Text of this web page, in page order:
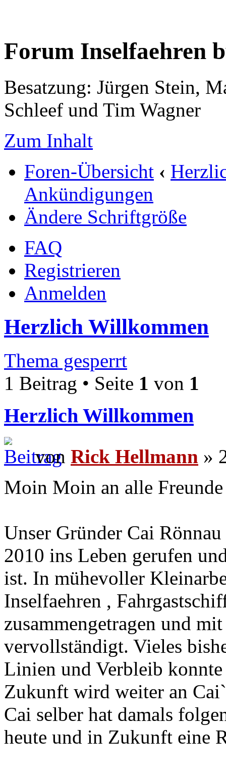
Forum Inselfaehren
Besatzung: Jürgen Stein,
Schleef und Tim Wagner
Zum Inhalt
Foren-Übersicht ‹
Ankündigungen
Ändere Schriftgröße
FAQ
Registrieren
Anmelden
Herzlich Willkommen
Thema gesperrt
1 Beitrag • Seite 1 von 1
Herzlich Willkommen
von Rick Hellmann »
Moin Moin an alle
Unser Gründer Cai
2010 ins Leben gerufen
ist. In mühevoller
Inselfaehren ,
zusammengetragen und
vervollständigt. Vieles
Linien und Verbleib
Zukunft wird weiter an
Cai selber hat damals
heute und in Zukunft eine